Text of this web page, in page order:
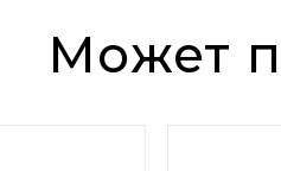
Может